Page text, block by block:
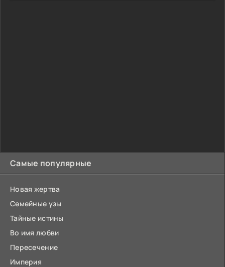
Самые популярные
Новая жертва
Семейные узы
Тайные истины
Во имя любви
Пересечение
Империя